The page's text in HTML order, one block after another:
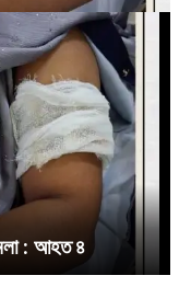
: আহত ৪